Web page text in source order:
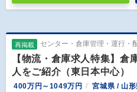
再掲載 センター・倉庫管理・運行・
【物流・倉庫求人特集】倉
人をご紹介（東日本中心）
400万円～1049万円
宮城県 / 山